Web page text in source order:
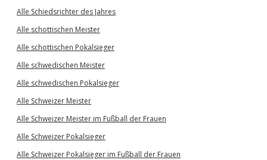
Alle Schiedsrichter des Jahres
Alle schottischen Meister
Alle schottischen Pokalsieger
Alle schwedischen Meister
Alle schwedischen Pokalsieger
Alle Schweizer Meister
Alle Schweizer Meister im Fußball der Frauen
Alle Schweizer Pokalsieger
Alle Schweizer Pokalsieger im Fußball der Frauen